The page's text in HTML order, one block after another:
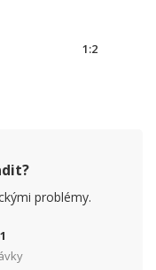
1:2
problémy.